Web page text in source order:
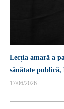
Lecția amară a
sănătate
17/06/2026